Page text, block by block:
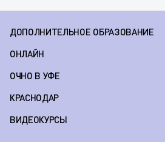
ДОПОЛНИТЕЛЬНОЕ ОБРАЗОВАНИЕ
ОНЛАЙН
ОЧНО В УФЕ
КРАСНОДАР
ВИДЕОКУРСЫ